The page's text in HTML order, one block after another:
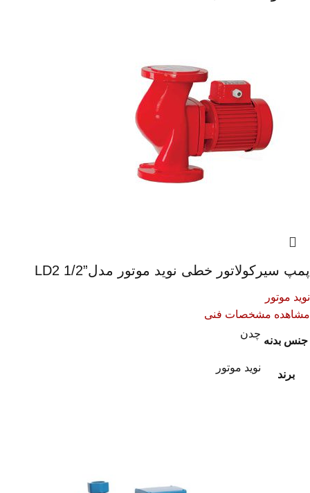
پمپ سیرکولاتور خطی نوید موتور مدل”1/2 LD2
نوید موتور
مشاهده مشخصات فنی
جنس بدنه
چدن
برند
نوید موتور